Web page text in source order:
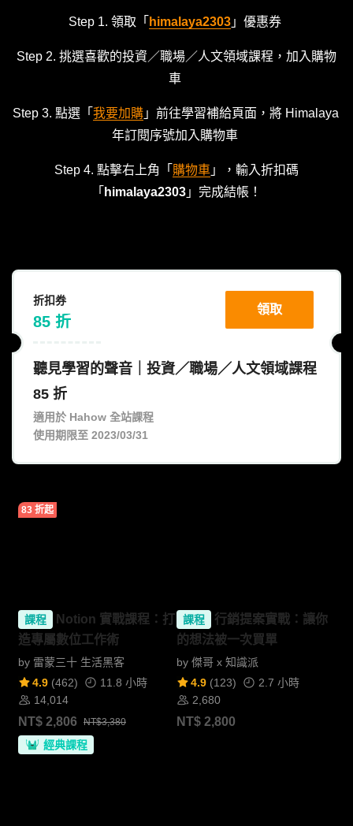
Step 1. 領取「 himalaya2303 」優惠券
Step 2. 挑選喜歡的投資／職場／人文領域課程，加入購物
車
Step 3. 點選「 我要加購 」前往學習補給頁面，將 Himalaya
年訂閱序號加入購物車
Step 4. 點擊右上角「 購物車 」，輸入折扣碼
「 himalaya2303 」完成結帳！
折扣券
85 折
聽見學習的聲音｜投資／職場／人文領域課程
85 折
適用於 Hahow 全站課程
使用期限至 2023/03/31
領取
83 折起
課程
Notion 實戰課程：打
造專屬數位工作術
by 雷蒙三十 生活黑客
4.9 (462)
11.8 小時
14,014
NT$ 2,806 NT$3,380
經典課程
課程
行銷提案實戰：讓你
的想法被一次買單
by 傑哥 x 知識派
4.9 (123)
2.7 小時
2,680
NT$ 2,800